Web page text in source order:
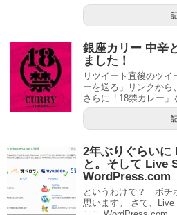
銀座カリー 中辛
ました！
リツイート直後のツ
ーを送る」リンクから
さらに「18禁カレー
2年ぶりぐらいに
と。そして Live
WordPress.com
というわけで？ ボチ
思います。 さて、Live